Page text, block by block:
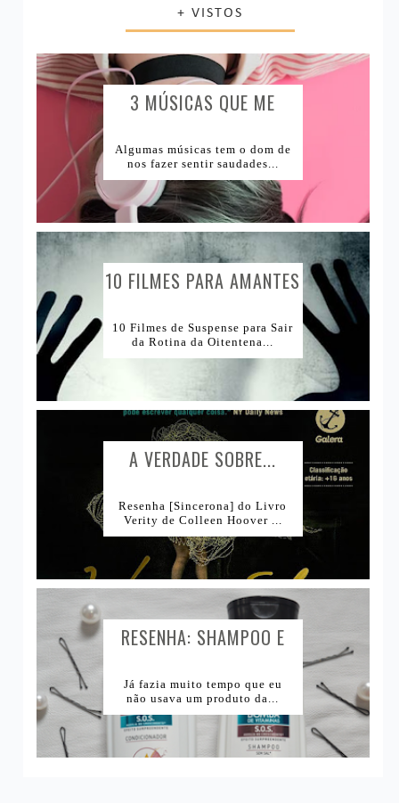
Produtos Acabados
Vida Saudável
Comprinhas
Lugares e Viagens
Lojas Internacionais
Lojas Nacionais
Livro ou Filme?
1Tema1Make
1Tema1Esmalte
+ VISTOS
3 MÚSICAS QUE ME
Algumas músicas tem o dom de
nos fazer sentir saudades...
10 FILMES PARA AMANTES
10 Filmes de Suspense para Sair
da Rotina da Oitentena...
A VERDADE SOBRE...
Resenha [Sincerona] do Livro
Verity de Colleen Hoover ...
RESENHA: SHAMPOO E
DE VITAMINAS SKALA...
Já fazia muito tempo que eu
não usava um produto da...